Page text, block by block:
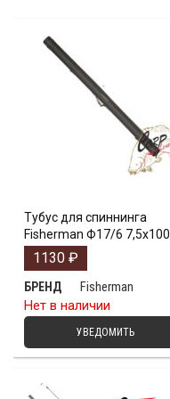
Тубус для спиннинга
Fisherman Ф17/6 7,5х100
1130 ₽
БРЕНД
Fisherman
Нет в наличии
УВЕДОМИТЬ